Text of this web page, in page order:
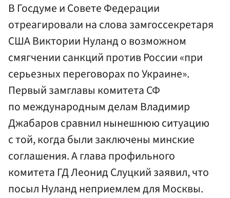
В Госдуме и Совете Федерации
отреагировали на слова замгоссекретаря
США Виктории Нуланд о возможном
смягчении санкций против России «при
серьезных переговорах по Украине».
Первый замглавы комитета СФ
по международным делам Владимир
Джабаров сравнил нынешнюю ситуацию
с той, когда были заключены минские
соглашения. А глава профильного
комитета ГД Леонид Слуцкий заявил, что
посыл Нуланд неприемлем для Москвы.